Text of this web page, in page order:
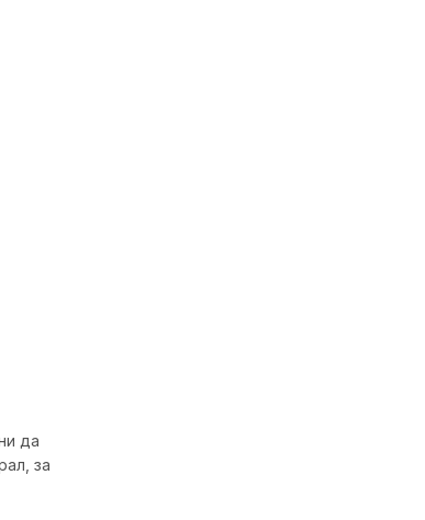
да
за